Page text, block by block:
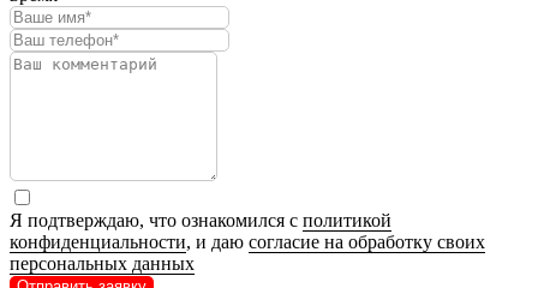
Я подтверждаю, что ознакомился с политикой
конфиденциальности, и даю согласие на обработку своих
персональных данных